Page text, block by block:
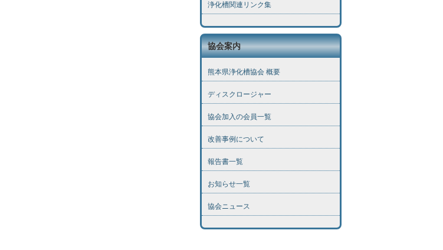
浄化槽関連リンク集
協会案内
熊本県浄化槽協会 概要
ディスクロージャー
協会加入の会員一覧
改善事例について
報告書一覧
お知らせ一覧
協会ニュース